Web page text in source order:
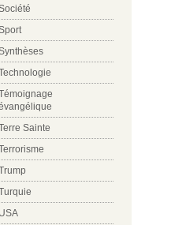
Sainte
USA